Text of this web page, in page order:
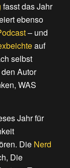
fasst das Jahr
ebenso
– und
auf
selbst
Autor
WAS
Jahr für
Die Nerd
Die